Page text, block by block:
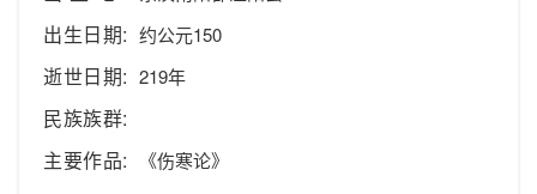
出生日期: 约公元150
逝世日期: 219年
民族族群:
主要作品:
《伤寒论》